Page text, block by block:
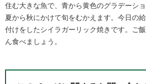
住む大きな魚で、青から黄色のグラデーシ
夏から秋にかけて旬をむかえます。今日の
付けをしたシイラガーリック焼きです。ご
ん食べましょう。​